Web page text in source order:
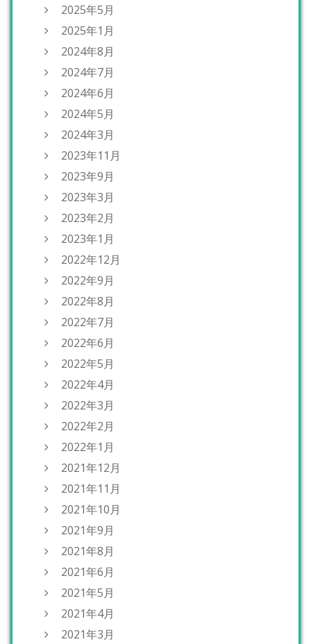
2025年5月
2025年1月
2024年8月
2024年7月
2024年6月
2024年5月
2024年3月
2023年11月
2023年9月
2023年3月
2023年2月
2023年1月
2022年12月
2022年9月
2022年8月
2022年7月
2022年6月
2022年5月
2022年4月
2022年3月
2022年2月
2022年1月
2021年12月
2021年11月
2021年10月
2021年9月
2021年8月
2021年6月
2021年5月
2021年4月
2021年3月